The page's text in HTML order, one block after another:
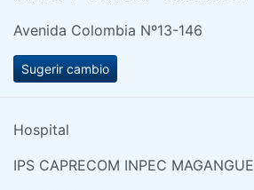
Avenida Colombia Nº13-146
Sugerir cambio
Hospital
IPS CAPRECOM INPEC MAGANGUE